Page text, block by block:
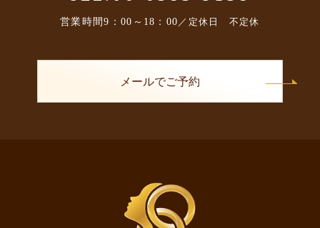
営業時間9：00～18：00 ／定休日 不定休
メールでご予約